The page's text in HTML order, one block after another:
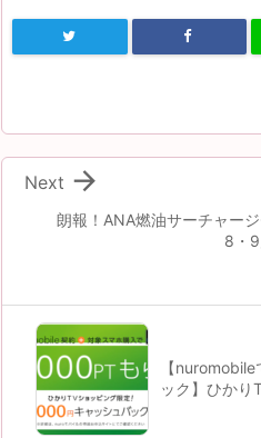
朗報！ANA燃油サーチャー
8・

Next
【
ック】ひかり